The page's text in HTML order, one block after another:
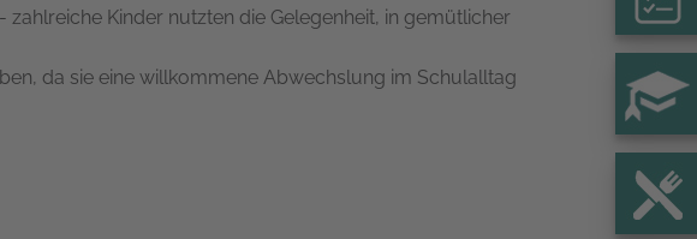
Kinder nutzten die Gelegenheit, in gemütlicher
da sie eine willkommene Abwechslung im Schulalltag